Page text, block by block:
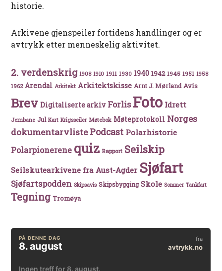
historie.
Arkivene gjenspeiler fortidens handlinger og er
avtrykk etter menneskelig aktivitet.
2. verdenskrig 1908 1910 1911 1930 1940 1942 1945 1951 1958
1962 Arendal Arkitekt Arkitektskisse Arnt J. Mørland Avis
Brev Digitaliserte arkiv Forlis Foto Idrett
Jernbane Jul Kart Krigsseiler Møtebok Møteprotokoll Norges
dokumentarvlistePodcast Polarhistorie
Polarpionerene quiz Rapport Seilskip
Seilskutearkivene fra Aust-Agder Sjøfart
Sjøfartspodden Skipsavis Skipsbygging Skole Sommer Tankfart
Tegning Tromøya